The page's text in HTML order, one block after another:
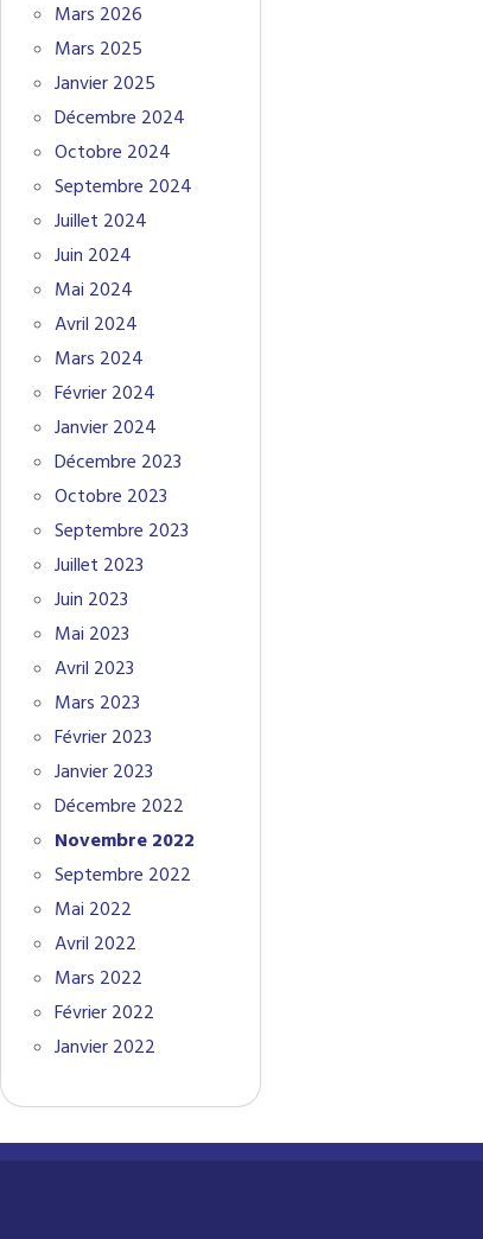
Mars 2026
Mars 2025
Janvier 2025
Décembre 2024
Octobre 2024
Septembre 2024
Juillet 2024
Juin 2024
Mai 2024
Avril 2024
Mars 2024
Février 2024
Janvier 2024
Décembre 2023
Octobre 2023
Septembre 2023
Juillet 2023
Juin 2023
Mai 2023
Avril 2023
Mars 2023
Février 2023
Janvier 2023
Décembre 2022
Novembre 2022
Septembre 2022
Mai 2022
Avril 2022
Mars 2022
Février 2022
Janvier 2022